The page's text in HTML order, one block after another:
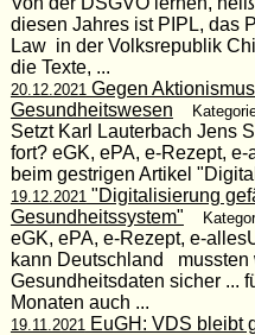
diesen Jahres ist PIPL, das
Law in der Volksrepublik
die Texte, ...
20.12.2021 Gegen
Gesundheitswesen
Setzt Karl Lauterbach Jens
fort? eGK, ePA, e-Rezept,
beim gestrigen Artikel
19.12.2021 "Digitalisierung
Gesundheitssystem"
eGK, ePA, e-Rezept, e-
kann Deutschland mussten
Gesundheitsdaten sicher ...
Monaten auch ...
19.11.2021 EuGH: VDS bleibt